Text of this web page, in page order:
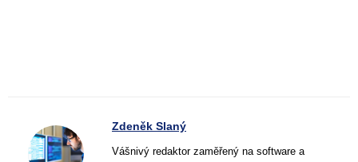
Zdeněk Slaný
Vášnivý redaktor zaměřený na software a